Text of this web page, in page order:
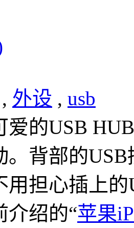
, 外设 , usb
爱的USB
。背部的
用担心插上
介绍的“苹果